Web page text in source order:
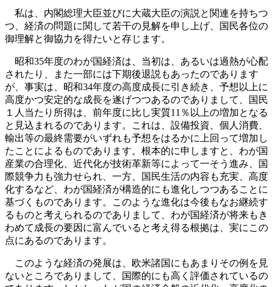
私は、内閣総理大臣並びに大蔵大臣の演説と関連を持ちつ
つ、経済の問題に関して若干の見解を申し上げ、国民各位の
御理解と御協力を得たいと存じます。
昭和35年度のわが国経済は、当初は、あるいは過熱が心配
されたり、また一部には下期後退説もあったのであります
が、事実は、昭和34年度の高度成長に引き続き、予想以上に
高度かつ安定的な成長を遂げつつあるのでありまして、国民
１人当たり所得は、前年度に比し実質11％以上の増加となる
と見込まれるのであります。これは、設備投資、個人消費、
輸出等の最終需要がいずれも予想をはるかに上回って増加し
たことによるものであります。根本的に申しますと、わが国
産業の合理化、近代化が技術革新等によって一そう進み、国
際競争力も強力せられ、一方、国民生活の内容も充実、高度
化するなど、わが国経済が構造的にも進化しつつあることに
基づくものであります。このような進化は今後もなお継続す
るものと考えられるのでありまして、わが国経済が将来もき
わめて成長の要因に富んでいると考え得る根拠は、実にこの
点にあるのであります。
このような経済の発展は、欧米諸国にもあまりその例を見
ないところでありまして、国際的にも高く評価されているの